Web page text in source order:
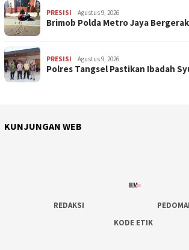
PRESISI Agustus 9, 2026
Brimob Polda Metro Jaya
PRESISI Agustus 9, 2026
Polres Tangsel Pastikan Ibadah
KUNJUNGAN WEB
REDAKSI
KODE ETIK